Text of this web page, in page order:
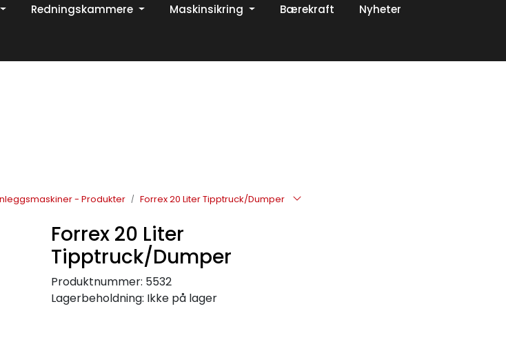
brann og sikkerhetsløsninger!
Redningskammere Maskinsikring Bærekraft Nyheter
- Produkter Forrex 20 Liter Tipptruck/Dumper
Forrex 20 Liter
Tipptruck/Dumper
Produktnummer: 5532
Lagerbeholdning: Ikke på lager